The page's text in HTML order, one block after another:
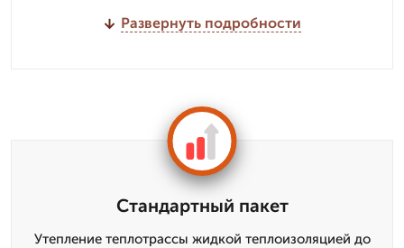
Развернуть подробности
Стандартный пакет
Утепление теплотрассы жидкой теплоизоляцией до